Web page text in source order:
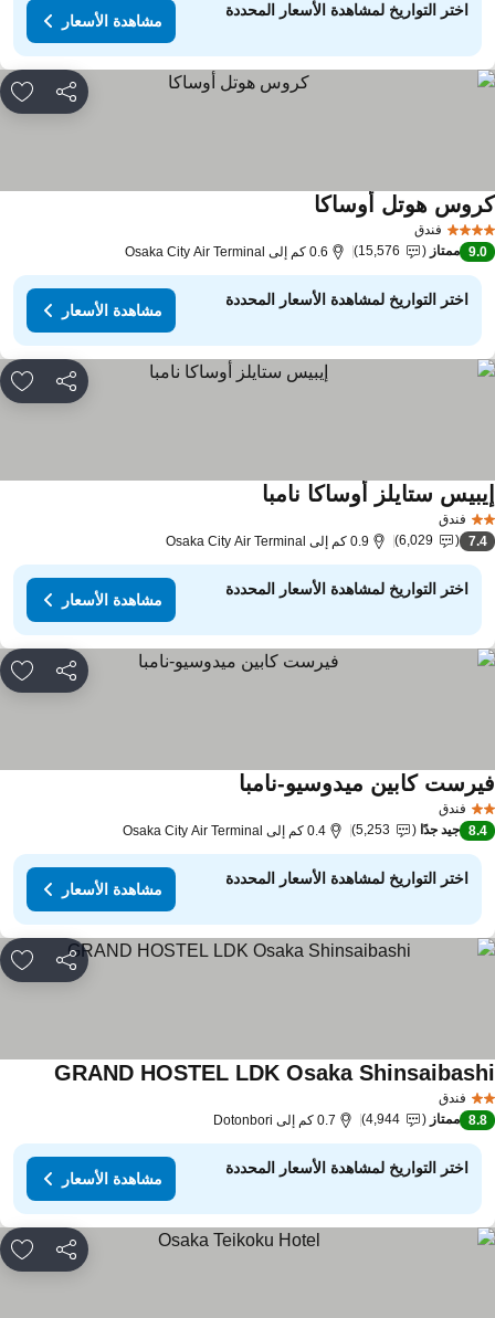
اختر التواريخ لمشاهدة الأسعار المحددة
مشاهدة الأسعار
مشاركة
فندق
هوتل أوساكامشاهدة الأسعار
9.0 ممتاز 15,576 0.6 كم إلى Osaka City Air Terminal
اختر التواريخ لمشاهدة الأسعار المحددة
مشاهدة الأسعار
مشاركة
فندق
ستايلز أوساكا نامبامشاهدة الأسعار
7.4
6,029 0.9 كم إلى Osaka City Air Terminal
اختر التواريخ لمشاهدة الأسعار المحددة
مشاهدة الأسعار
مشاركة
فندق
كابين ميدوسيو-نامبامشاهدة الأسعار
8.4 جيد جدًا 5,253 0.4 كم إلى Osaka City Air Terminal
اختر التواريخ لمشاهدة الأسعار المحددة
مشاهدة الأسعار
مشاركة
فندق
GRAND HOSTEL LDK Osakaمشاهدة
8.8 ممتاز 4,944 0.7 كم إلى Dotonbori
اختر التواريخ لمشاهدة الأسعار المحددة
مشاهدة الأسعار
مشاركة